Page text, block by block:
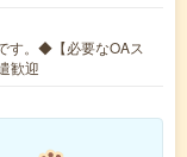
す。◆【必要なOAス
歓迎